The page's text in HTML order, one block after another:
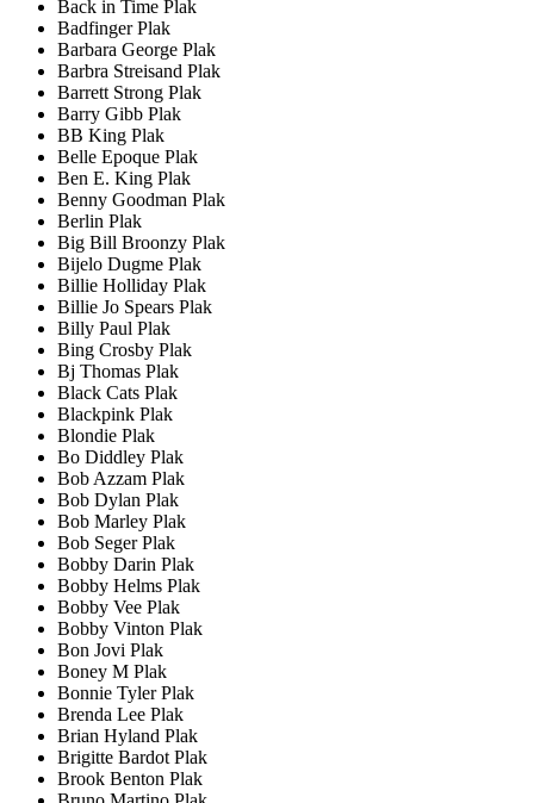
Back in Time Plak
Badfinger Plak
Barbara George Plak
Barbra Streisand Plak
Barrett Strong Plak
Barry Gibb Plak
BB King Plak
Belle Epoque Plak
Ben E. King Plak
Benny Goodman Plak
Berlin Plak
Big Bill Broonzy Plak
Bijelo Dugme Plak
Billie Holliday Plak
Billie Jo Spears Plak
Billy Paul Plak
Bing Crosby Plak
Bj Thomas Plak
Black Cats Plak
Blackpink Plak
Blondie Plak
Bo Diddley Plak
Bob Azzam Plak
Bob Dylan Plak
Bob Marley Plak
Bob Seger Plak
Bobby Darin Plak
Bobby Helms Plak
Bobby Vee Plak
Bobby Vinton Plak
Bon Jovi Plak
Boney M Plak
Bonnie Tyler Plak
Brenda Lee Plak
Brian Hyland Plak
Brigitte Bardot Plak
Brook Benton Plak